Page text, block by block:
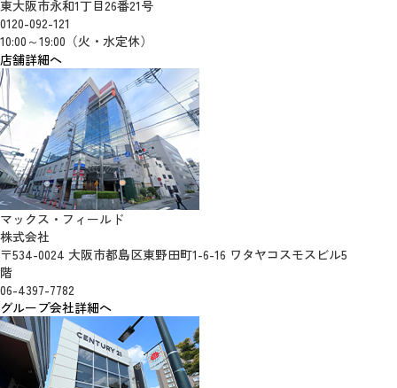
東大阪市永和1丁目26番21号
0120-092-121
10:00～19:00（火・水定休）
店舗詳細へ
マックス・フィールド
株式会社
〒534-0024 大阪市都島区東野田町1-6-16 ワタヤコスモスビル5
階
06-4397-7782
グループ会社詳細へ